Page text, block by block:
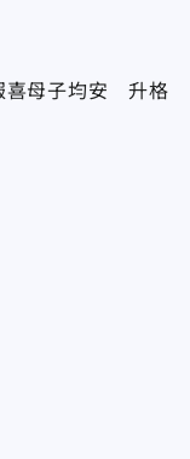
喜母子均安 升格